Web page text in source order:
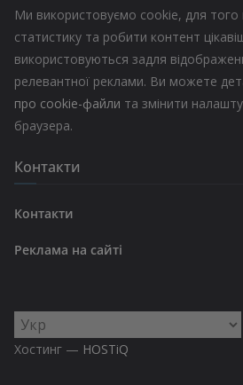
Ми використовуємо cookie, для
статистику та робити контент
використовуються задля
релевантної реклами. Ви можете
про cookie-файли та змінити
браузера.
Контакти
Контакти
Реклама на сайті
Вибрати
мову
Хостинг — HOSTiQ